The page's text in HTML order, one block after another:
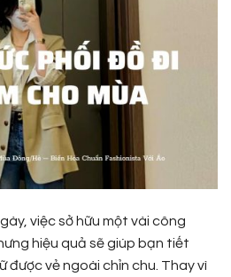
việc sở hữu một vài công
hiệu quả sẽ giúp bạn tiết
được vẻ ngoài chỉn chu. Thay vì